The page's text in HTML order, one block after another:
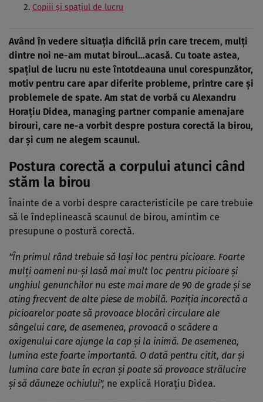
Copiii și spațiul de lucru
Având în vedere situația dificilă prin care trecem, mulți
dintre noi ne-am mutat biroul…acasă. Cu toate astea,
spațiul de lucru nu este întotdeauna unul corespunzător,
motiv pentru care apar diferite probleme, printre care și
problemele de spate. Am stat de vorbă cu Alexandru
Horațiu Didea, managing partner companie amenajare
birouri, care ne-a vorbit despre postura corectă la birou,
dar și cum ne alegem scaunul.
Postura corectă a corpului atunci când
stăm la birou
Înainte de a vorbi despre caracteristicile pe care trebuie
să le îndeplinească scaunul de birou, amintim ce
presupune o postură corectă.
”În primul rând trebuie să lași loc pentru picioare. Foarte
mulți oameni nu-și lasă mai mult loc pentru picioare și
unghiul genunchilor nu este mai mare de 90 de grade și se
ating frecvent de alte piese de mobilă. Poziția incorectă a
picioarelor poate să provoace blocări circulare ale
sângelui care, de asemenea, provoacă o scădere a
oxigenului care ajunge la cap și la inimă. De asemenea,
lumina este foarte importantă. O dată pentru citit, dar și
lumina care bate în ecran și poate să provoace strălucire
și să dăuneze ochiului”, ne explică Horațiu Didea.